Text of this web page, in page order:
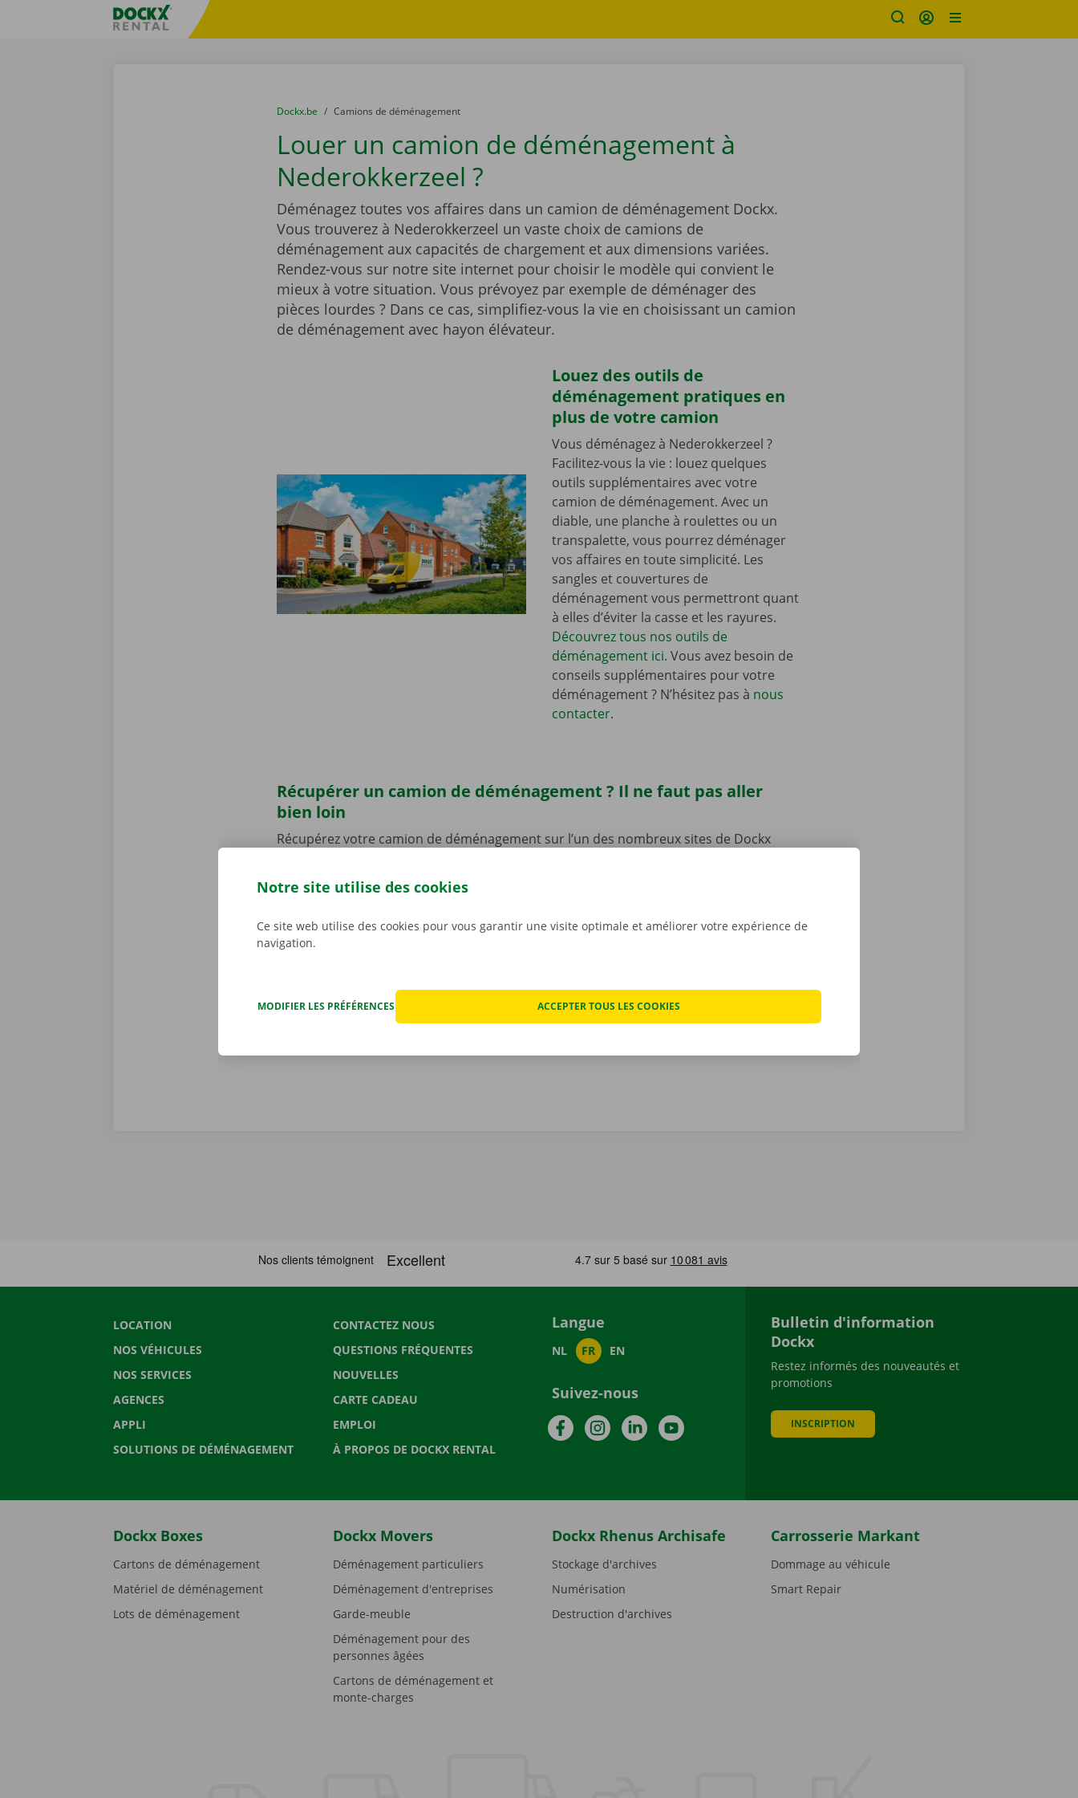
sitename
You are here:
du
Dockx.be to
Camions de déménagement
Louer un camion de déménagement à
Nederokkerzeel ?
Déménagez toutes vos affaires dans un camion de déménagement Dockx.
Vous trouverez à Nederokkerzeel un vaste choix de camions de
déménagement aux capacités de chargement et aux dimensions variées.
Rendez-vous sur notre site internet pour choisir le modèle qui convient le
mieux à votre situation. Vous prévoyez par exemple de déménager des
pièces lourdes ? Dans ce cas, simplifiez-vous la vie en choisissant un camion
de déménagement avec hayon élévateur.
Louez des outils de
déménagement pratiques en
plus de votre camion
Vous déménagez à Nederokkerzeel ?
Facilitez-vous la vie : louez quelques
outils supplémentaires avec votre
camion de déménagement. Avec un
diable, une planche à roulettes ou un
transpalette, vous pourrez déménager
vos affaires en toute simplicité. Les
sangles et couvertures de
déménagement vous permettront quant
à elles d’éviter la casse et les rayures.
Découvrez tous nos outils de
déménagement ici. Vous avez besoin de
conseils supplémentaires pour votre
déménagement ? N’hésitez pas à nous
contacter.
Récupérer un camion de déménagement ? Il ne faut pas aller
bien loin
Récupérez votre camion de déménagement sur l’un des nombreux sites de Dockx
Point près de Nederokkerzeel.
camion ! Notre point d’enlèvement est en outre facilement accessible en transports
pour vous permettre de laisser votre vélo ou votre voiture sur place pendant la
période de location de votre camion de déménagement.
LOCATION
NOS VÉHICULES
NOS SERVICES
AGENCES
APPLI
SOLUTIONS DE DÉMÉNAGEMENT
CONTACTEZ NOUS
QUESTIONS FRÉQUENTES
NOUVELLES
CARTE CADEAU
EMPLOI
À PROPOS DE DOCKX RENTAL
Langue
NL FR EN
Suivez-nous
FacebookInstagramLinkedInYouTube
Bulletin d'information
Dockx
Restez informés des nouveautés et
promotions
INSCRIPTION
Dockx Boxes
Cartons de déménagement
Matériel de déménagement
Lots de déménagement
Dockx Movers
Déménagement particuliers
Déménagement d'entreprises
Garde-meuble
Déménagement pour des
personnes âgées
Cartons de déménagement et
monte-charges
Dockx Rhenus Archisafe
Stockage d'archives
Numérisation
Destruction d'archives
Carrosserie Markant
Dommage au véhicule
Smart Repair
Notre site utilise des cookies
Ce site web utilise des cookies pour vous garantir une visite optimale et améliorer votre expérience de
navigation.
MODIFIER LES PRÉFÉRENCES ACCEPTER TOUS LES COOKIES